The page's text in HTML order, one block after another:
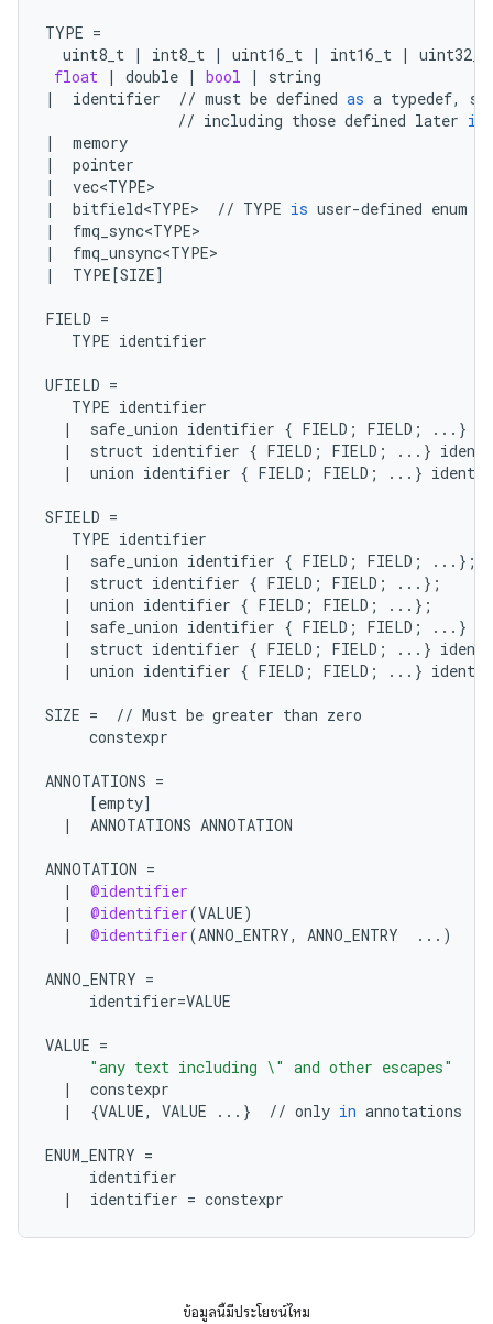
TYPE =
uint8_t | int8_t | uint16_t | int16_t |
uint32_t
float | double | bool |
string
|
identifier // must be defined as a typedef,
// including those defined later in
|
memory
|
pointer
|
vec<TYPE>
|
bitfield<TYPE> // TYPE is user-defined enum
|
fmq_sync<TYPE>
|
fmq_unsync<TYPE>
|
TYPE[SIZE]
FIELD =
TYPE identifier
UFIELD =
TYPE identifier
|
safe_union identifier { FIELD ; FIELD ; ... }
|
struct identifier { FIELD ; FIELD ; ... }
|
union identifier { FIELD ; FIELD ; ... }
SFIELD =
TYPE identifier
|
safe_union identifier { FIELD ; FIELD ; ... };
|
struct identifier { FIELD ; FIELD ; ... };
|
union identifier { FIELD ; FIELD ; ... };
|
safe_union identifier { FIELD ; FIELD ; ... }
|
struct identifier { FIELD ; FIELD ; ... }
|
union identifier { FIELD ; FIELD ; ... }
SIZE = // Must be greater than zero
constexpr
ANNOTATIONS =
[empty]
|
ANNOTATIONS ANNOTATION
ANNOTATION =
|
@identifier
|
@identifier(VALUE)
|
@identifier(ANNO_ENTRY, ANNO_ENTRY ... )
ANNO_ENTRY =
identifier=VALUE
VALUE =
"any text including \" and other escapes"
|
constexpr
|
{VALUE, VALUE ... } // only in annotations
ENUM_ENTRY =
identifier
|
identifier = constexpr
ข้อมูลนี้มีประโยชน์ไหม